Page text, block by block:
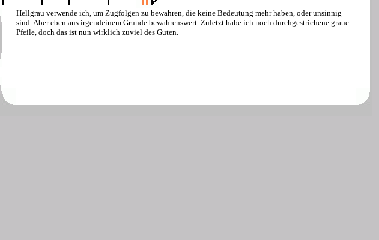
Hellgrau verwende ich, um Zugfolgen zu bewahren, die keine Bedeutung mehr haben, oder unsinnig
sind. Aber eben aus irgendeinem Grunde bewahrenswert. Zuletzt habe ich noch durchgestrichene graue
Pfeile, doch das ist nun wirklich zuviel des Guten.